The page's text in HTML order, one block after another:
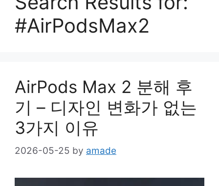
#AirPodsMax2
AirPods Max 2 분해 후
기 – 디자인 변화가 없는
3가지 이유
2026-05-25 by amade